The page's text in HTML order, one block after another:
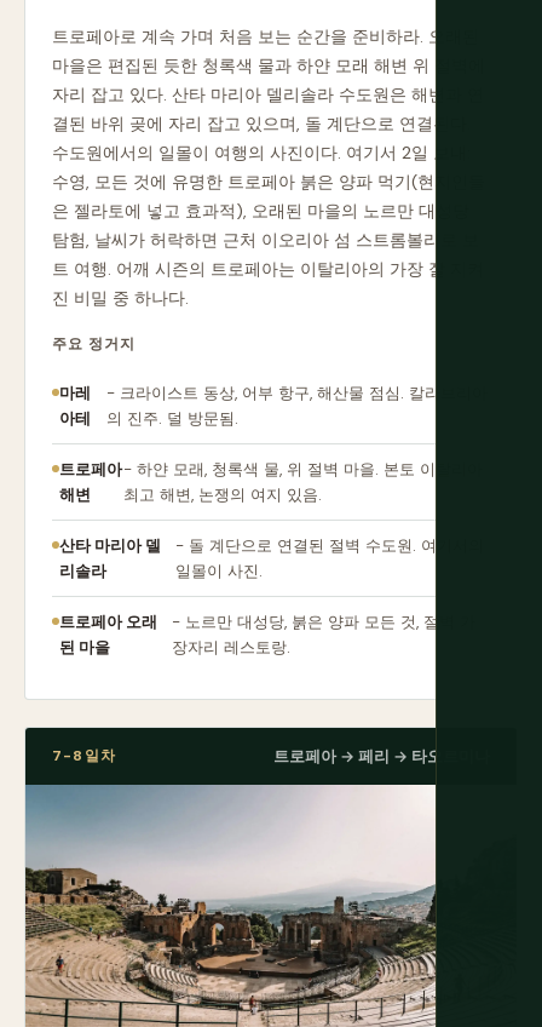
트로페아로 계속 가며 처음 보는 순간을 준비하라. 오래된
마을은 편집된 듯한 청록색 물과 하얀 모래 해변 위 절벽에
자리 잡고 있다. 산타 마리아 델리솔라 수도원은 해변과 연
결된 바위 곶에 자리 잡고 있으며, 돌 계단으로 연결된다.
수도원에서의 일몰이 여행의 사진이다. 여기서 2일 보내:
수영, 모든 것에 유명한 트로페아 붉은 양파 먹기(현지인들
은 젤라토에 넣고 효과적), 오래된 마을의 노르만 대성당
탐험, 날씨가 허락하면 근처 이오리아 섬 스트롬볼리로 보
트 여행. 어깨 시즌의 트로페아는 이탈리아의 가장 잘 지켜
진 비밀 중 하나다.
주요 정거지
마레
아테
- 크라이스트 동상, 어부 항구, 해산물 점심. 칼라브리아
의 진주. 덜 방문됨.
트로페아
해변
- 하얀 모래, 청록색 물, 위 절벽 마을. 본토 이탈리아
최고 해변, 논쟁의 여지 있음.
산타 마리아 델
리솔라
- 돌 계단으로 연결된 절벽 수도원. 여기서의
일몰이 사진.
트로페아 오래
된 마을
- 노르만 대성당, 붉은 양파 모든 것, 절벽 가
장자리 레스토랑.
7-8일차 트로페아 → 페리 → 타오르미나